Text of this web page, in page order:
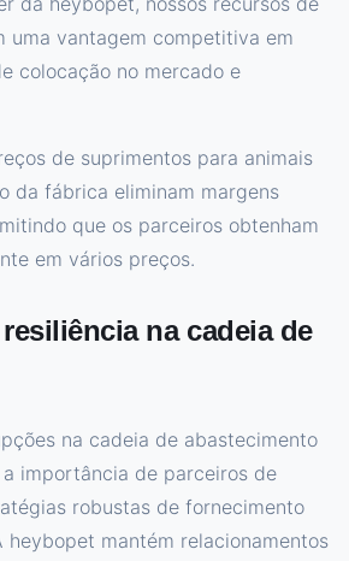
uma vantagem competitiva em
colocação no mercado e
de suprimentos para animais
da fábrica eliminam margens
que os parceiros obtenham
em vários preços.
na cadeia de
na cadeia de abastecimento
importância de parceiros de
robustas de fornecimento
heybopet mantém relacionamentos